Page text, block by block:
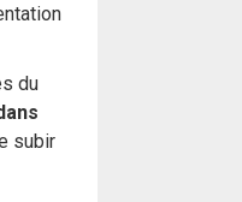
du
subir